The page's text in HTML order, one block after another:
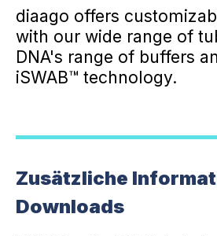
diaago offers
with our wide range of
DNA's range of buffers
iSWAB™ technology.
Zusätzliche
Downloads